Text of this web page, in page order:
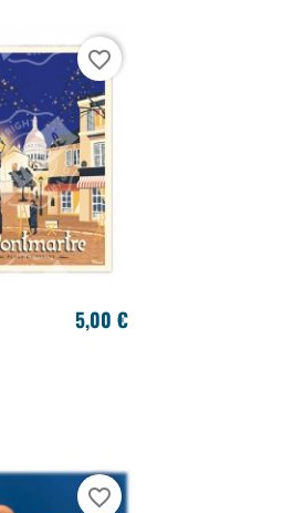
5,00 €
favorite_border
favorite_border